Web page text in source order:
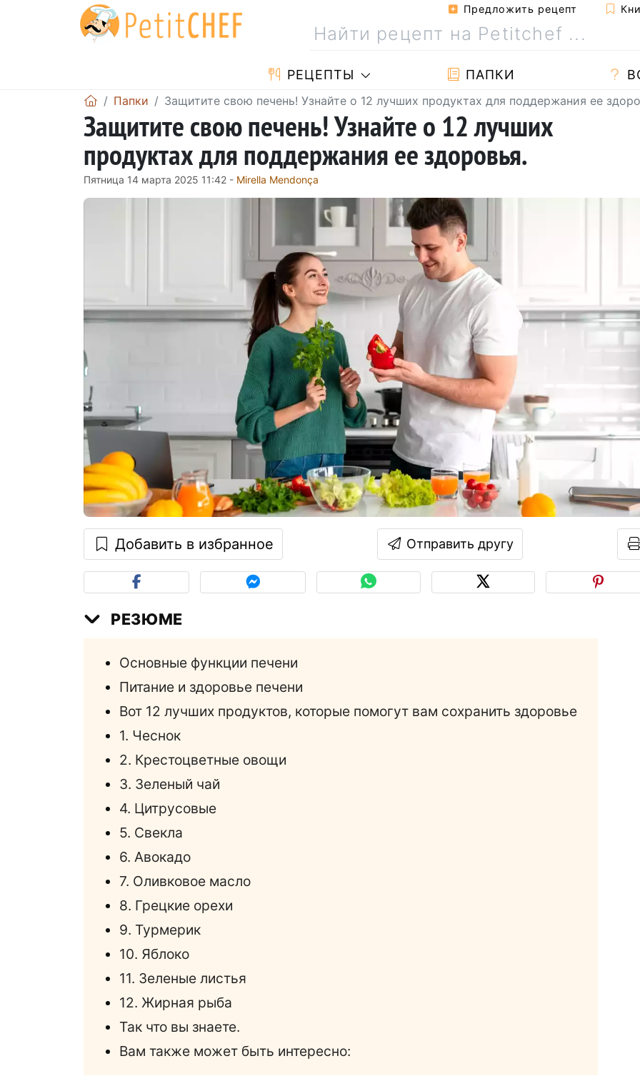
Предложить рецепт
PЕЦЕПТЫ ПАПКИ
Папки Защитите свою печень! Узнайте о 12 лучших продуктах для поддержания ее
Защитите свою печень! Узнайте о 12 лучших
продуктах для поддержания ее здоровья.
Пятница 14 марта 2025 11:42 - Mirella Mendonça
Добавить в избранное Отправить другу
РЕЗЮМЕ
Основные функции печени
Питание и здоровье печени
Вот 12 лучших продуктов, которые помогут вам сохранить здоровье
1. Чеснок
2. Крестоцветные овощи
3. Зеленый чай
4. Цитрусовые
5. Свекла
6. Авокадо
7. Оливковое масло
8. Грецкие орехи
9. Турмерик
10. Яблоко
11. Зеленые листья
12. Жирная рыба
Так что вы знаете.
Вам также может быть интересно: